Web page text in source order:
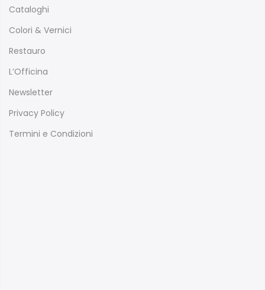
Cataloghi
Colori & Vernici
Restauro
L’Officina
Newsletter
Privacy Policy
Termini e Condizioni